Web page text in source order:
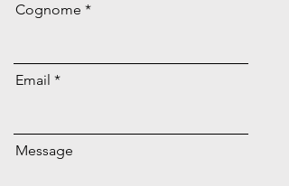
Cognome
Email
Message